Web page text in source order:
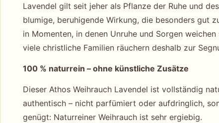
Lavendel gilt seit jeher als Pflanze der Ruhe und
blumige, beruhigende Wirkung, die besonders gut
in Momenten, in denen Unruhe und Sorgen
viele christliche Familien räuchern deshalb zur
100 % naturrein – ohne künstliche Zusätze
Dieser Athos Weihrauch Lavendel ist vollständig
authentisch – nicht parfümiert oder aufdringlich,
genügt: Naturreiner Weihrauch ist sehr ergiebig.